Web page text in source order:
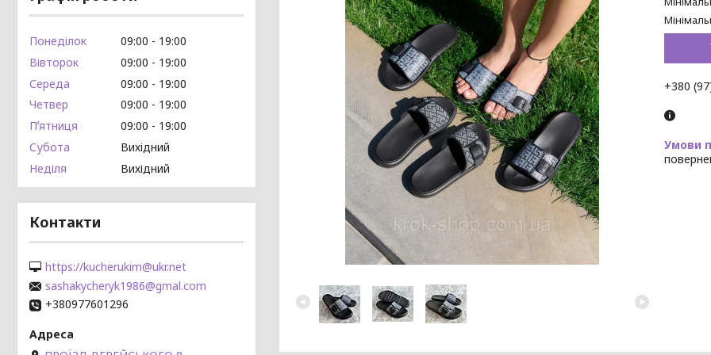
+380
Понеділок 09:00
19:00
Вівторок
09:00
19:00
Середа
09:00
19:00
Четвер
09:00
19:00
Пʼятниця
09:00
19:00
Субота
Вихідний
Неділя
Вихідний
Контакти
https://kucherukim@ukr.net
sashakycheryk1986@gmal.com
+380977601296